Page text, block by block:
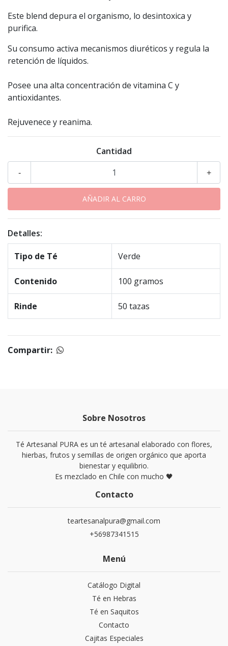
Este blend depura el organismo, lo desintoxica y
purifica.
Su consumo activa mecanismos diuréticos y regula la
retención de líquidos.
Posee una alta concentración de vitamina C y
antioxidantes.
Rejuvenece y reanima.
Cantidad
+
-
Detalles:
Tipo de Té Verde
Contenido 100 gramos
Rinde 50 tazas
Compartir:
Sobre Nosotros
Té Artesanal PURA es un té artesanal elaborado con flores,
hierbas, frutos y semillas de origen orgánico que aporta
bienestar y equilibrio.
Es mezclado en Chile con mucho 🖤
Contacto
teartesanalpura@gmail.com
+56987341515
Menú
Catálogo Digital
Té en Hebras
Té en Saquitos
Contacto
Cajitas Especiales